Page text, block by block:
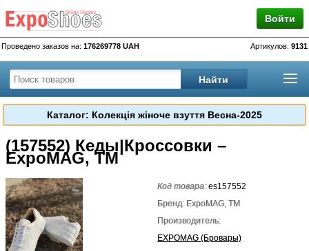
Войти
Проведено заказов на: 176269778 UAH Артикулов: 9131
Каталог: Колекція жіноче взуття Весна-2025
(157552) Кеды|Кроссовки –
ExpoMAG, TM
Код товара:es157552
Бренд: ExpoMAG, TM
Производитель:
EXPOMAG (Бровары)